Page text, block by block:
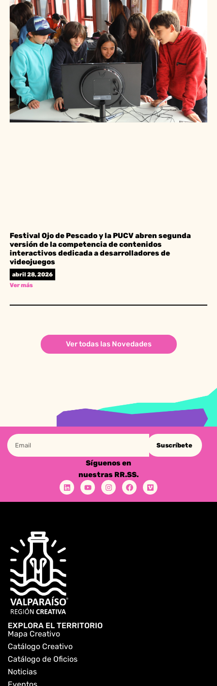
Festival Ojo de Pescado y la PUCV abren segunda
versión de la competencia de contenidos
interactivos dedicada a desarrolladores de
videojuegos
abril 28, 2026
Ver más
Ver todas las Novedades
Suscríbete
Síguenos en
nuestras RR.SS.
EXPLORA EL TERRITORIO
Mapa Creativo
Catálogo Creativo
Catálogo de Oficios
Noticias